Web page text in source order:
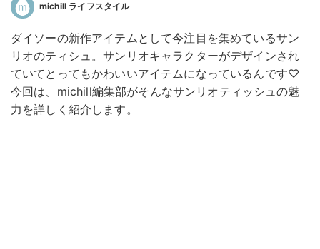
michill ライフスタイル
ダイソーの新作アイテムとして今注目を集めているサン
リオのティシュ。サンリオキャラクターがデザインされ
ていてとってもかわいいアイテムになっているんです♡
今回は、michill編集部がそんなサンリオティッシュの魅
力を詳しく紹介します。